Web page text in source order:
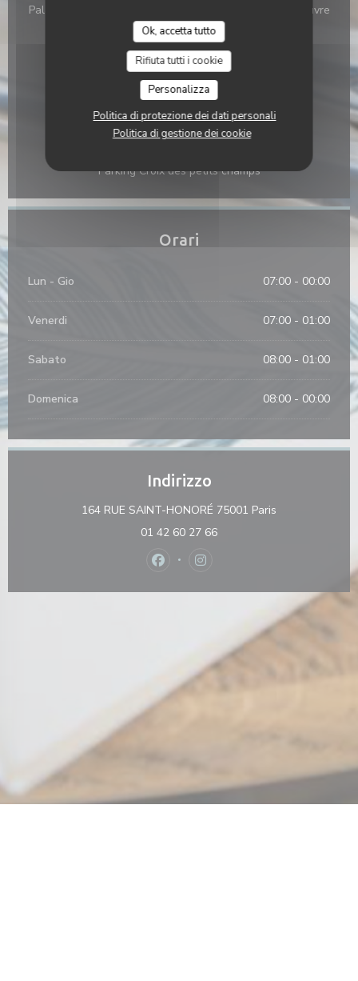
Ok, accetta tutto
Rifiuta tutti i cookie
Personalizza
Politica di protezione dei dati personali
Politica di gestione dei cookie
Palais Royal Musée du Louvre, Chatelet, Les Halles, Louvre
Rivoli
Bike-sharing
1013
Autobus
21; 27; 67; 69; 72; 74; 85; 95
Parking Croix des petits champs
Orari
Lun - Gio 07:00 - 00:00
Venerdi 07:00 - 01:00
Sabato 08:00 - 01:00
Domenica 08:00 - 00:00
Indirizzo
164 RUE SAINT-HONORÉ 75001 Paris
01 42 60 27 66
Facebook ((apre una nuova
Instagram ((apre una nuova